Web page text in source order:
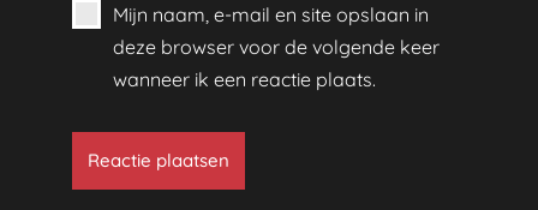
Mijn naam, e-mail en site opslaan in
deze browser voor de volgende keer
wanneer ik een reactie plaats.